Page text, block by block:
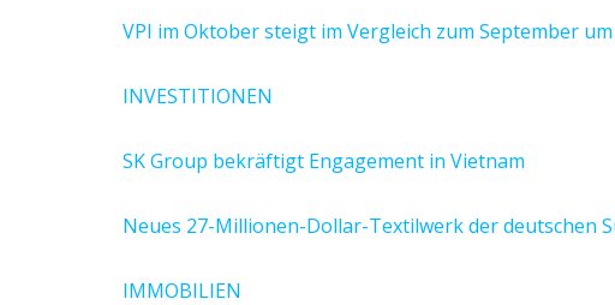
VPI im Oktober steigt im Vergleich zum September um
INVESTITIONEN
SK Group bekräftigt Engagement in Vietnam
Neues 27-Millionen-Dollar-Textilwerk der deutschen
IMMOBILIEN